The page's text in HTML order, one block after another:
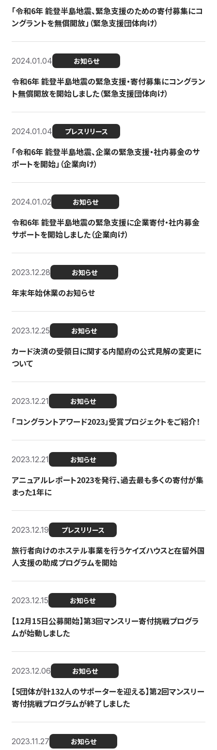
「令和6年 能登半島地震、緊急支援のための寄付募集にコ
ングラントを無償開放」（緊急支援団体向け）
2024.01.04 お知らせ
令和6年 能登半島地震の緊急支援・寄付募集にコングラン
ト無償開放を開始しました（緊急支援団体向け）
2024.01.04 プレスリリース
「令和6年 能登半島地震、企業の緊急支援・社内募金のサ
ポートを開始」（企業向け）
2024.01.02 お知らせ
令和6年 能登半島地震の緊急支援に企業寄付・社内募金
サポートを開始しました（企業向け）
2023.12.28 お知らせ
年末年始休業のお知らせ
2023.12.25 お知らせ
カード決済の受領日に関する内閣府の公式見解の変更に
ついて
2023.12.21 お知らせ
「コングラントアワード2023」受賞プロジェクトをご紹介！
2023.12.21 お知らせ
アニュアルレポート2023を発行、過去最も多くの寄付が集
まった1年に
2023.12.19 プレスリリース
旅行者向けのホステル事業を行うケイズハウスと在留外国
人支援の助成プログラムを開始
2023.12.15 お知らせ
【12月15日公募開始】第3回マンスリー寄付挑戦プログラ
ムが始動しました
2023.12.06 お知らせ
【5団体が計132人のサポーターを迎える】第2回マンスリー
寄付挑戦プログラムが終了しました
2023.11.27 お知らせ